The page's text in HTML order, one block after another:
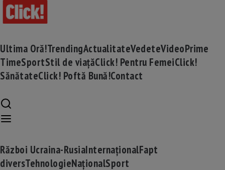
Ultima Oră!TrendingActualitateVedeteVideoPrime
TimeSportStil de viațăClick! Pentru FemeiClick!
SănătateClick! Poftă Bună!Contact
Război Ucraina-RusiaInternaționalFapt
diversTehnologieNaționalSport